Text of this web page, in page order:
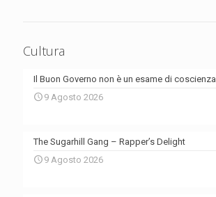
Cultura
Il Buon Governo non è un esame di coscienza
9 Agosto 2026
The Sugarhill Gang – Rapper’s Delight
9 Agosto 2026